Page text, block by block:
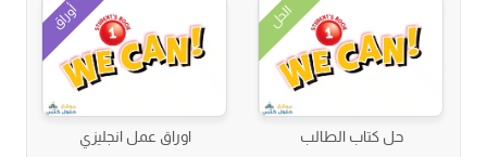
الحل
حل كتاب الطالب
أوراق
اوراق عمل انجليزي